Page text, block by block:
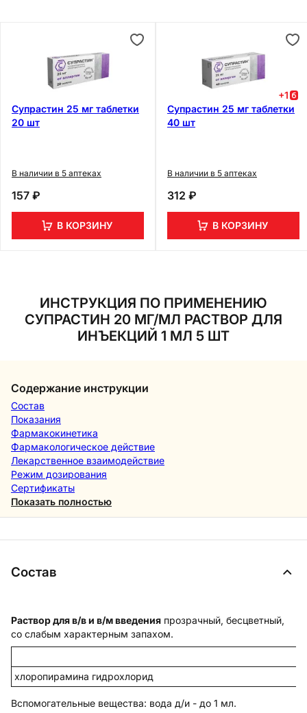
Супрастин 25 мг таблетки
20 шт
В наличии в 5 аптеках
157 ₽
В КОРЗИНУ
+1
Супрастин 25 мг таблетки
40 шт
В наличии в 5 аптеках
312 ₽
В КОРЗИНУ
ИНСТРУКЦИЯ ПО ПРИМЕНЕНИЮ
СУПРАСТИН 20 МГ/МЛ РАСТВОР ДЛЯ
ИНЪЕКЦИЙ 1 МЛ 5 ШТ
Содержание инструкции
Состав
Показания
Фармакокинетика
Фармакологическое действие
Лекарственное взаимодействие
Режим дозирования
Сертификаты
Показать полностью
Состав
Раствор для в/в и в/м введения прозрачный, бесцветный,
со слабым характерным запахом.
хлоропирамина гидрохлорид
Вспомогательные вещества: вода д/и - до 1 мл.